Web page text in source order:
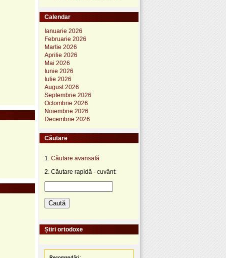
Calendar
Ianuarie 2026
Februarie 2026
Martie 2026
Aprilie 2026
Mai 2026
Iunie 2026
Iulie 2026
August 2026
Septembrie 2026
Octombrie 2026
Noiembrie 2026
Decembrie 2026
Căutare
1. Căutare avansată
2. Căutare rapidă - cuvânt:
Știri ortodoxe